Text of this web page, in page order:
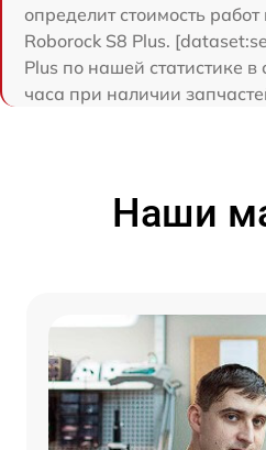
определит стоимость
Roborock S8 Plus.
Plus по нашей статистике
часа при наличии
Наши